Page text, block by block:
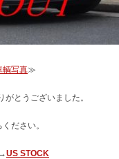
輌写真≫
とうございました。
ださい。
US STOCK